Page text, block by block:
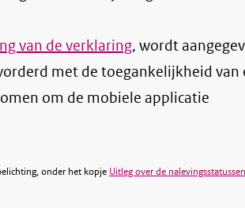
van de verklaring, wordt
met de toegankelijkheid van
om de mobiele applicatie
onder het kopje Uitleg over de nalevingsstatussen